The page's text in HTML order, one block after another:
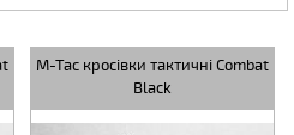
M-Tac кросівки тактичні Combat
Black